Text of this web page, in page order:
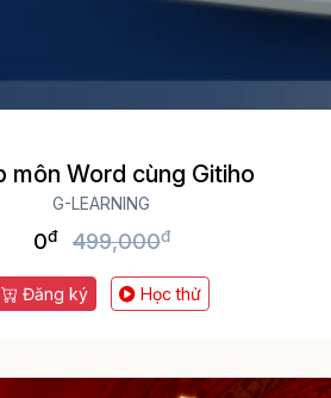
môn Word cùng Gitiho
G-LEARNING
0đ 499,000đ
Đăng ký Học thử